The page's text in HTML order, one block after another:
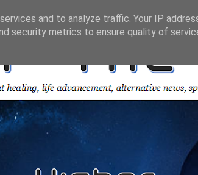
and to analyze traffic. Your IP
security metrics to ensure quality of